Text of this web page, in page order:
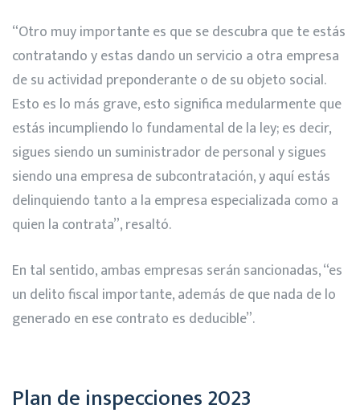
“Otro muy importante es que se descubra que te estás
contratando y estas dando un servicio a otra empresa
de su actividad preponderante o de su objeto social.
Esto es lo más grave, esto significa medularmente que
estás incumpliendo lo fundamental de la ley; es decir,
sigues siendo un suministrador de personal y sigues
siendo una empresa de subcontratación, y aquí estás
delinquiendo tanto a la empresa especializada como a
quien la contrata”, resaltó.
En tal sentido, ambas empresas serán sancionadas, “es
un delito fiscal importante, además de que nada de lo
generado en ese contrato es deducible”.
Plan de inspecciones 2023